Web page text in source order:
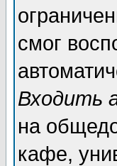
смог
Входить
на
кафе,